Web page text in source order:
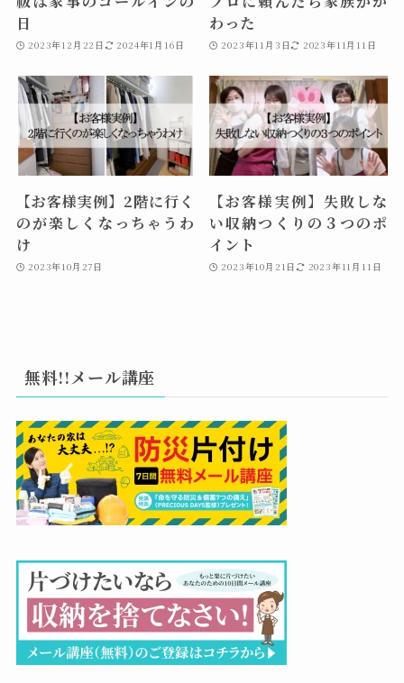
日
2023年12月22日 2024年1月16日
わった
2023年11月3日 2023年11月11日
【お客様実例】2階に行く
のが楽しくなっちゃうわ
け
2023年10月27日
【お客様実例】失敗しな
い収納つくりの３つのポ
イント
2023年10月21日 2023年11月11日
無料!!メール講座